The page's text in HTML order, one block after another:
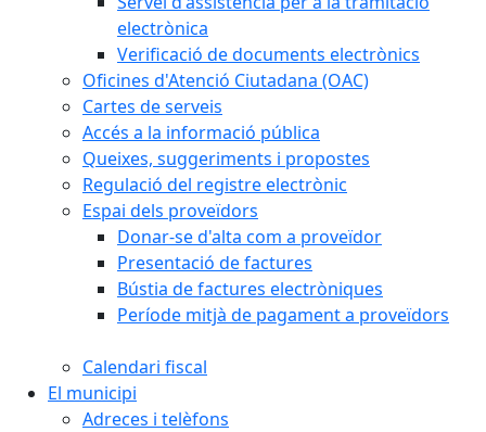
electrònica
Verificació de documents electrònics
Oficines d'Atenció Ciutadana (OAC)
Cartes de serveis
Accés a la informació pública
Queixes, suggeriments i propostes
Regulació del registre electrònic
Espai dels proveïdors
Donar-se d'alta com a proveïdor
Presentació de factures
Bústia de factures electròniques
Període mitjà de pagament a proveïdors
Calendari fiscal
El municipi
Adreces i telèfons